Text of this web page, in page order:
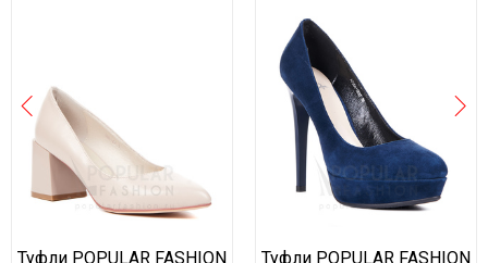
Туфли POPULAR FASHION Туфли POPULAR FASHION